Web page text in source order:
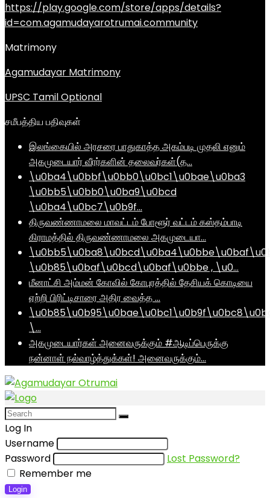
https://play.google.com/store/apps/details?
id=com.agamudayarotrumai.community
Matrimony
Agamudayar Matrimony
UPSC Tamil Optional
சமீபத்திய பதிவுகள்
இலங்கையில் அரசரை பாதுகாத்த அகம்படி முதலி எனும்
அகமுடையார் வீரர்களின் தலைவர்கள்(த…
\u0ba4\u0bbf\u0bb0\u0bc1\u0bae\u0ba3
\u0bb5\u0bb0\u0ba9\u0bcd
\u0ba4\u0bc7\u0b9f…
திருவண்ணாமலை மாவட்டம் போளூர் வட்டம் கஸ்தம்பாடி
கிராமத்தில் திருவண்ணாமலை அகமுடையா…
\u0b85\u0baf\u0bcd\u0baf\u0bbe , \u0…
மீனாட்சி அம்மன் கோவில் கோபுரத்தில் தேசியக் கொடியை
ஏற்றி பிரிட்டிசாரை அதிர வைத்த …
\…
அகமுடையார்கள் அனைவருக்கும் #ஆடிப்பெருக்கு
நன்னாள் நல்வாழ்த்துக்கள்! அனைவருக்கும்…
Log In
Username
Password
Lost Password?
Remember me
Login